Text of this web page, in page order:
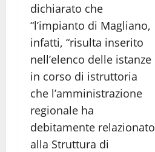
dichiarato che
“l’impianto di Magliano,
infatti, “risulta inserito
nell’elenco delle istanze
in corso di istruttoria
che l’amministrazione
regionale ha
debitamente relazionato
alla Struttura di